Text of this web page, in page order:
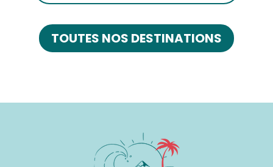
TOUTES NOS DESTINATIONS